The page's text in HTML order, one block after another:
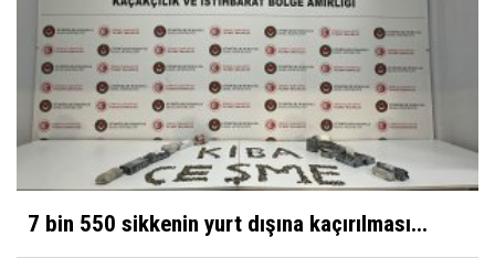
7 bin 550 sikkenin yurt dışına kaçırılması...